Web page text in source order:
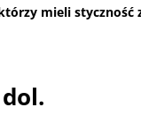
mieli styczność